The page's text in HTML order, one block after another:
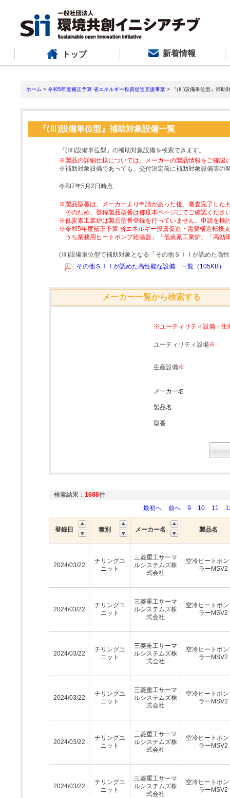
トップ 新着情報
ホーム > 令和5年度補正予算 省エネルギー投資促進支援事業 > 『(Ⅲ)設備単位型』補助
『(Ⅲ)設備単位型』補助対象設備一覧
『(Ⅲ)設備単位型』の補助対象設備を検索できます。
※製品の詳細仕様については、メーカーの製品情報をご確認
※補助対象設備であっても、交付決定前に補助対象設備等の
令和7年5月2日時点
※製品型番は、メーカーより申請があった後、審査完了した
そのため、登録製品型番は都度本ページにてご確認くださ
※低炭素工業炉は製品型番登録を行っていません。申請を検
※令和5年度補正予算 省エネルギー投資促進・需要構造転換
うち業務用ヒートポンプ給湯器」「低炭素工業炉」「高
(Ⅲ)設備単位型で補助対象となる「その他ＳＩＩが認めた高
その他ＳＩＩが認めた高性能な設備 一覧（105KB）
メーカー一覧から検索する
※ユーティリティ設備・生
ユーティリティ設備※
生産設備※
メーカー名
製品名
型番
検索結果： 1688件
最初へ
前へ 9 10 11
登録日 種別 メーカー名 製品名
2024/03/22
チリングユ
ニット
三菱重工サーマ
ルシステムズ株
式会社
空冷ヒートポ
ラーMSV2
2024/03/22
チリングユ
ニット
三菱重工サーマ
ルシステムズ株
式会社
空冷ヒートポ
ラーMSV2
2024/03/22
チリングユ
ニット
三菱重工サーマ
ルシステムズ株
式会社
空冷ヒートポ
ラーMSV2
2024/03/22
チリングユ
ニット
三菱重工サーマ
ルシステムズ株
式会社
空冷ヒートポ
ラーMSV2
2024/03/22
チリングユ
ニット
三菱重工サーマ
ルシステムズ株
式会社
空冷ヒートポ
ラーMSV2
2024/03/22
チリングユ
ニット
三菱重工サーマ
ルシステムズ株
式会社
空冷ヒートポ
ラーMSV2